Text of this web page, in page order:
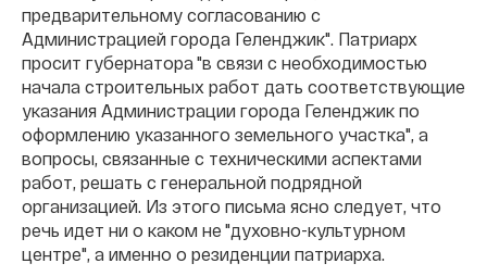
предварительному согласованию с
Администрацией города Геленджик". Патриарх
просит губернатора "в связи с необходимостью
начала строительных работ дать соответствующие
указания Администрации города Геленджик по
оформлению указанного земельного участка", а
вопросы, связанные с техническими аспектами
работ, решать с генеральной подрядной
организацией. Из этого письма ясно следует, что
речь идет ни о каком не "духовно-культурном
центре", а именно о резиденции патриарха.